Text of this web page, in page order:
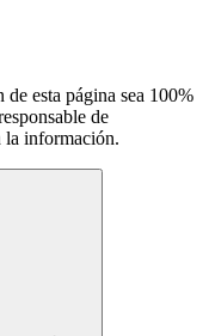
esta página sea 100%
de
la información.